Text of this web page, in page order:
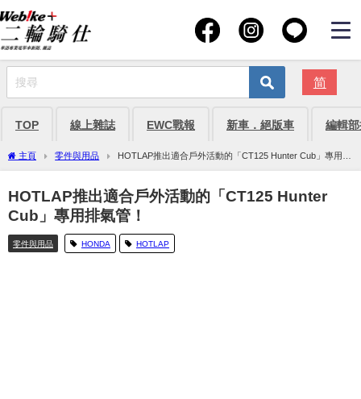
简
TOP 線上雜誌 EWC戰報 新車．絕版車 編輯
主頁 零件與用品
HOTLAP推出適合戶外活動的「CT125 Hunter Cub」專用排
氣管！
HOTLAP推出適合戶外活動的「CT125 Hunter
Cub」專用排氣管！
零件與用品 HONDA HOTLAP